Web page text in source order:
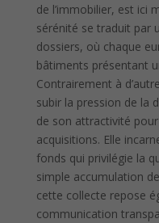
de l’immobilier, est ici
sérénité se traduit par
dossiers, où chaque
bâtiments présentant
Contrairement à
subir la pression de la
de son attractivité
acquisitions. Elle
fonds qui privilégie la
simple accumulation
cette collecte repose
communication